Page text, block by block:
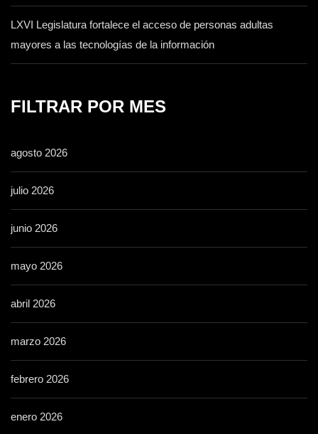
LXVI Legislatura fortalece el acceso de personas adultas
mayores a las tecnologías de la información
FILTRAR POR MES
agosto 2026
julio 2026
junio 2026
mayo 2026
abril 2026
marzo 2026
febrero 2026
enero 2026